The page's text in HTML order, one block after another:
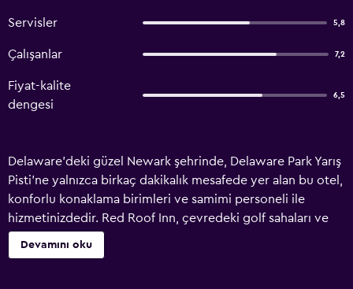
Servisler 5,8
Çalışanlar 7,2
Fiyat-kalite
dengesi
6,5
Delaware'deki güzel Newark şehrinde, Delaware Park Yarış
Pisti'ne yalnızca birkaç dakikalık mesafede yer alan bu otel,
konforlu konaklama birimleri ve samimi personeli ile
hizmetinizdedir. Red Roof Inn, çevredeki golf sahaları ve
muhteşem doğaya sahip parklar gibi yerleri keşfetmek için
kolaylık sağlayan yerel otoyollara yakın bir konumda
Devamını oku